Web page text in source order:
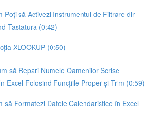
Poți să Activezi Instrumentul de Filtrare din
Tastatura (0:42)
XLOOKUP (0:50)
să Repari Numele Oamenilor Scrise
Excel Folosind Funcțiile Proper și Trim (0:59)
să Formatezi Datele Calendaristice în Excel